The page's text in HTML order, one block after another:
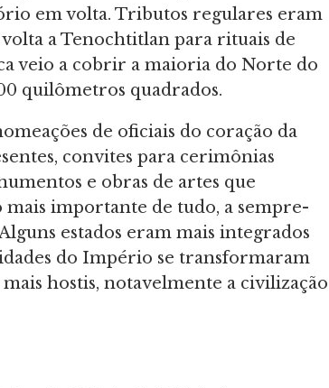
em volta. Tributos regulares eram
a Tenochtitlan para rituais de
veio a cobrir a maioria do Norte do
quilômetros quadrados.
de oficiais do coração da
convites para cerimônias
e obras de artes que
importante de tudo, a sempre-
estados eram mais integrados
do Império se transformaram
hostis, notavelmente a civilização